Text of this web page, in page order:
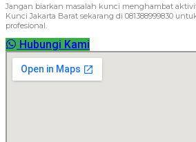
Jangan biarkan masalah kunci menghambat
Kunci Jakarta Barat sekarang di 081388999830
profesional.
Hubungi Kami